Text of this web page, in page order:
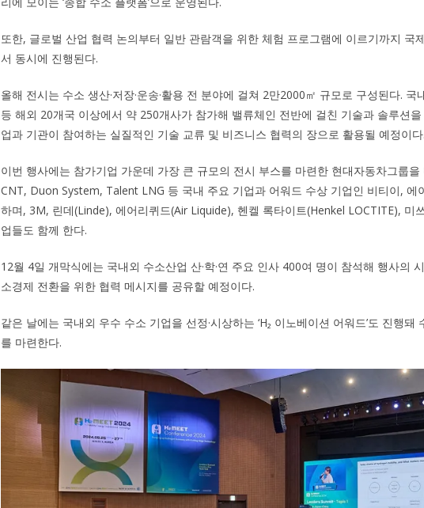
또한, 글로벌 산업 협력 논의부터 일반 관람객을 위한 체험 프로그램에 이르기까지 국
서 동시에 진행된다.
올해 전시는 수소 생산·저장·운송·활용 전 분야에 걸쳐 2만2000㎡ 규모로 구성된다.
등 해외 20개국 이상에서 약 250개사가 참가해 밸류체인 전반에 걸친 기술과 솔루션
업과 기관이 참여하는 실질적인 기술 교류 및 비즈니스 협력의 장으로 활용될 예정이다.
이번 행사에는 참가기업 가운데 가장 큰 규모의 전시 부스를 마련한 현대자동차그룹
CNT, Duon System, Talent LNG 등 국내 주요 기업과 어워드 수상 기업인 비티이, 에
하며, 3M, 린데(Linde), 에어리퀴드(Air Liquide), 헨켈 록타이트(Henkel LOCTITE), 미
업들도 함께 한다.
12월 4일 개막식에는 국내외 수소산업 산·학·연 주요 인사 400여 명이 참석해 행사의
소경제 전환을 위한 협력 메시지를 공유할 예정이다.
같은 날에는 국내외 우수 수소 기업을 선정·시상하는 ‘H₂ 이노베이션 어워드’도 진행
를 마련한다.